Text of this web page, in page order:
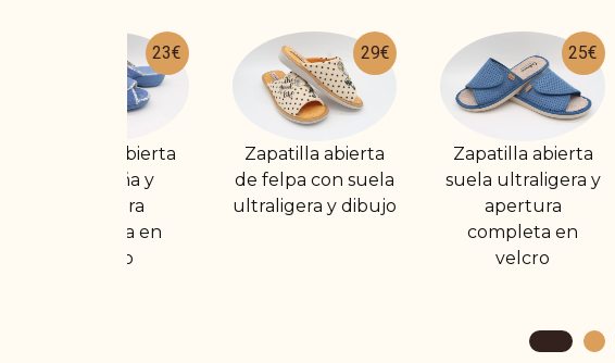
29€
Zapatilla abierta
de felpa con suela
ultraligera y dibujo
25€
Zapatilla abierta
suela ultraligera y
apertura
25€
Zapatilla de casa
de felpa
destalonada con
suela ultraligera
con banda de